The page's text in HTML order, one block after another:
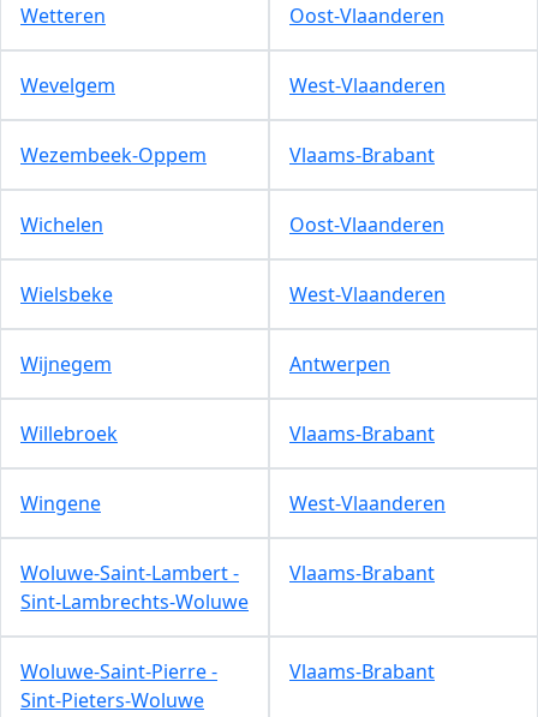
Wetteren Oost-Vlaanderen
Wevelgem West-Vlaanderen
Wezembeek-Oppem Vlaams-Brabant
Wichelen Oost-Vlaanderen
Wielsbeke West-Vlaanderen
Wijnegem Antwerpen
Willebroek Vlaams-Brabant
Wingene West-Vlaanderen
Woluwe-Saint-Lambert -
Sint-Lambrechts-Woluwe
Vlaams-Brabant
Woluwe-Saint-Pierre -
Sint-Pieters-Woluwe
Vlaams-Brabant